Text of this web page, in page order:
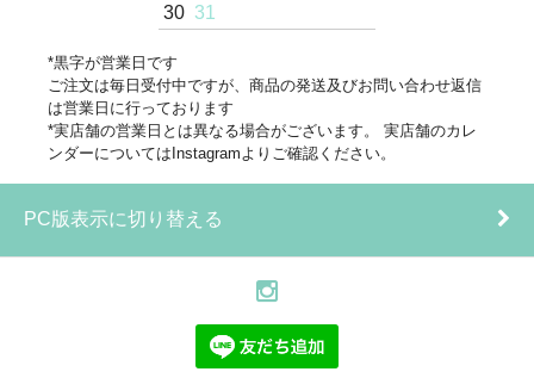
30 31
*黒字が営業日です
ご注文は毎日受付中ですが、商品の発送及びお問い合わせ返信
は営業日に行っております
*実店舗の営業日とは異なる場合がございます。 実店舗のカレ
ンダーについてはInstagramよりご確認ください。
PC版表示に切り替える